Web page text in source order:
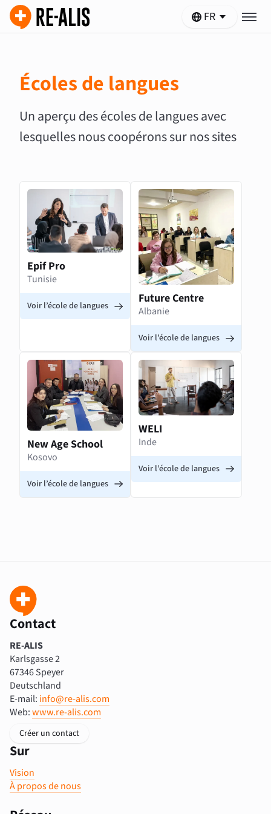
FR
Écoles de langues
Un aperçu des écoles de langues avec
lesquelles nous coopérons sur nos sites
Epif Pro
Tunisie
Voir l’école de langues
Future Centre
Albanie
Voir l’école de langues
New Age School
Kosovo
Voir l’école de langues
WELI
Inde
Voir l’école de langues
Contact
RE-ALIS
Karlsgasse 2
67346 Speyer
Deutschland
E-mail: info@re-alis.com
Web:www.re-alis.com
Créer un contact
Sur
Vision
À propos de nous